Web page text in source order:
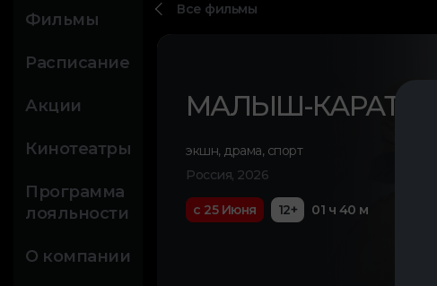
Фильмы
Расписание
Акции
Кинотеатры
Программа
лояльности
О компании
Все фильмы
МАЛЫШ-КАРАТИСТ
экшн,драма,спорт
Россия, 2026
с 25 Июня 12+ 01 ч 40 м